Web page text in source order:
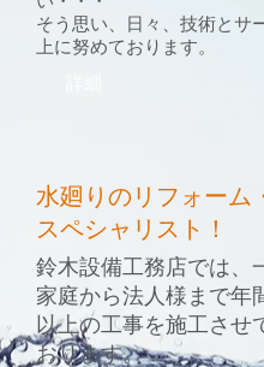
そう思い、日々、技術とサ
上に努めております。
水廻りのリフォーム
スペシャリスト！
鈴木設備工務店では、
家庭から法人様まで年
以上の工事を施工させ
おります。